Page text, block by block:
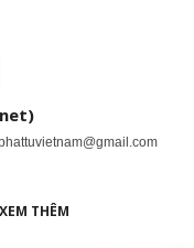
XEM THÊM